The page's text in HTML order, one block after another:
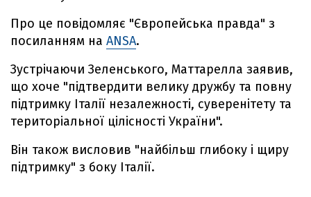
Про це повідомляє "Європейська правда" з
посиланням на ANSA.
Зустрічаючи Зеленського, Маттарелла заявив,
що хоче "підтвердити велику дружбу та повну
підтримку Італії незалежності, суверенітету та
територіальної цілісності України".
Він також висловив "найбільш глибоку і щиру
підтримку" з боку Італії.